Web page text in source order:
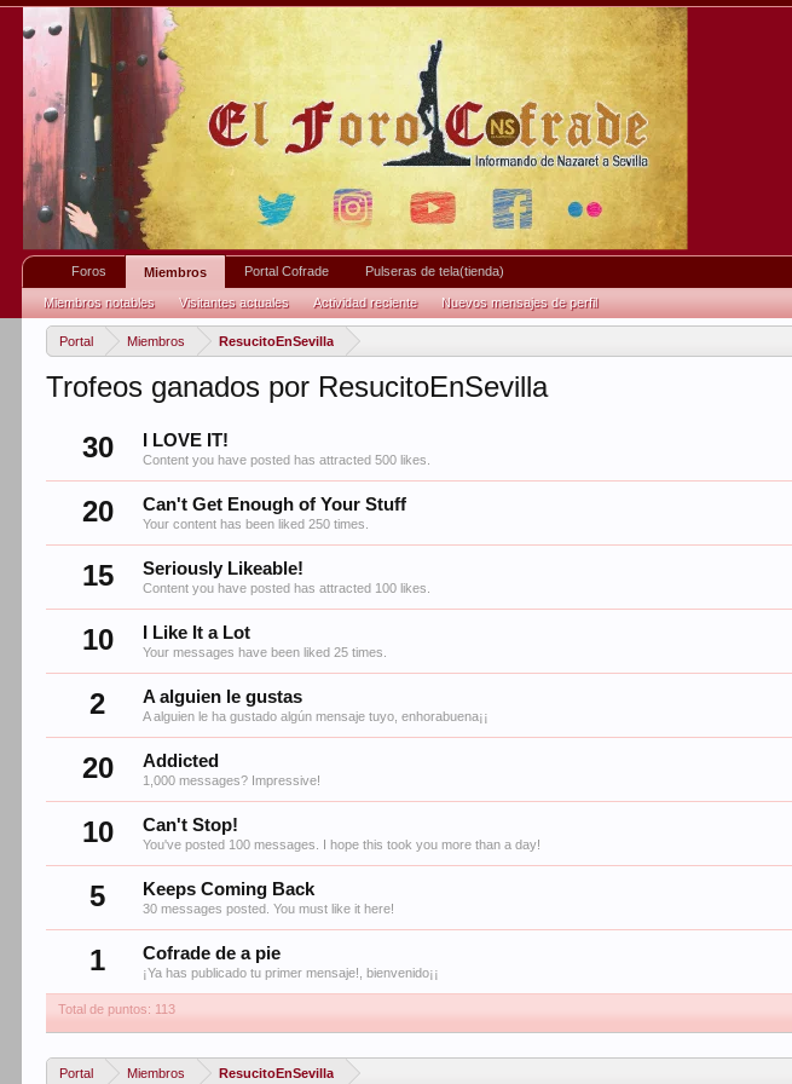
Portal Miembros ResucitoEnSevilla
Trofeos ganados por ResucitoEnSevilla
30
I LOVE IT!
Content you have posted has attracted 500 likes.
20 Can't Get Enough of Your Stuff
Your content has been liked 250 times.
15 Seriously Likeable!
Content you have posted has attracted 100 likes.
10 I Like It a Lot
Your messages have been liked 25 times.
2 A alguien le gustas
A alguien le ha gustado algún mensaje tuyo, enhorabuena¡¡
20 Addicted
1,000 messages? Impressive!
10 Can't Stop!
You've posted 100 messages. I hope this took you more than a day!
5 Keeps Coming Back
30 messages posted. You must like it here!
1 Cofrade de a pie
¡Ya has publicado tu primer mensaje!, bienvenido¡¡
Total de puntos: 113
Portal Miembros ResucitoEnSevilla
Foros Miembros
Miembros notables Visitantes actuales Actividad reciente Nuevos mensajes de perfil
Portal Cofrade Pulseras de tela(tienda)